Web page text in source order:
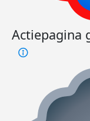
Actiepagina